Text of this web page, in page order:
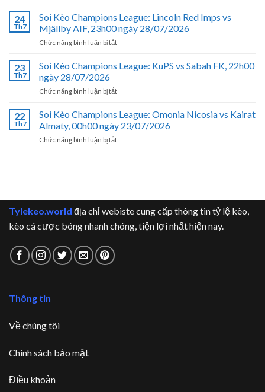
Sturm
Graz,
01h45
ngày
Kèo
Champions
League:
Dinamo
vs
Thun,
ngày
24
Th7
Soi Kèo Champions League: Lincoln Red Imps vs
Mjällby AIF, 23h00 ngày 28/07/2026
Chức năng bình luận bị tắtở
Kèo
Champions
Lincoln
Imps
vs
Mjällby
AIF,
23
Th7
Soi Kèo Champions League: KuPS vs Sabah FK, 22h00
ngày 28/07/2026
Chức năng bình luận bị tắtở
Kèo
Champions
League:
KuPS
28/07/2026
22
Th7
Soi Kèo Champions League: Omonia Nicosia vs Kairat
Almaty, 00h00 ngày 23/07/2026
Chức năng bình luận bị tắtở
Nicosia
vs
Almaty,
Tylekeo.world địa chỉ webiste cung cấp thông tin tỷ lệ kèo,
kèo cá cược bóng nhanh chóng, tiện lợi nhất hiện nay.
Thông tin
Về chúng tôi
Chính sách bảo mật
Điều khoản